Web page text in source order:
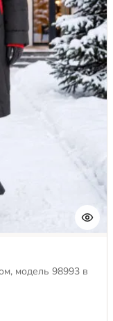
модель 98993 в